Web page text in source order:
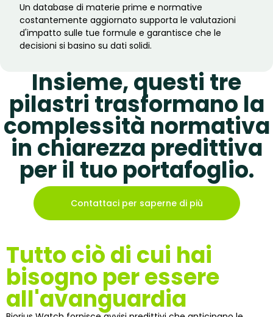
Un database di materie prime e normative
costantemente aggiornato supporta le valutazioni
d'impatto sulle tue formule e garantisce che le
decisioni si basino su dati solidi.
Insieme, questi tre
pilastri trasformano la
complessità normativa
in chiarezza predittiva
per il tuo portafoglio.
Contattaci per saperne di più
Tutto ciò di cui hai
bisogno per essere
all'avanguardia